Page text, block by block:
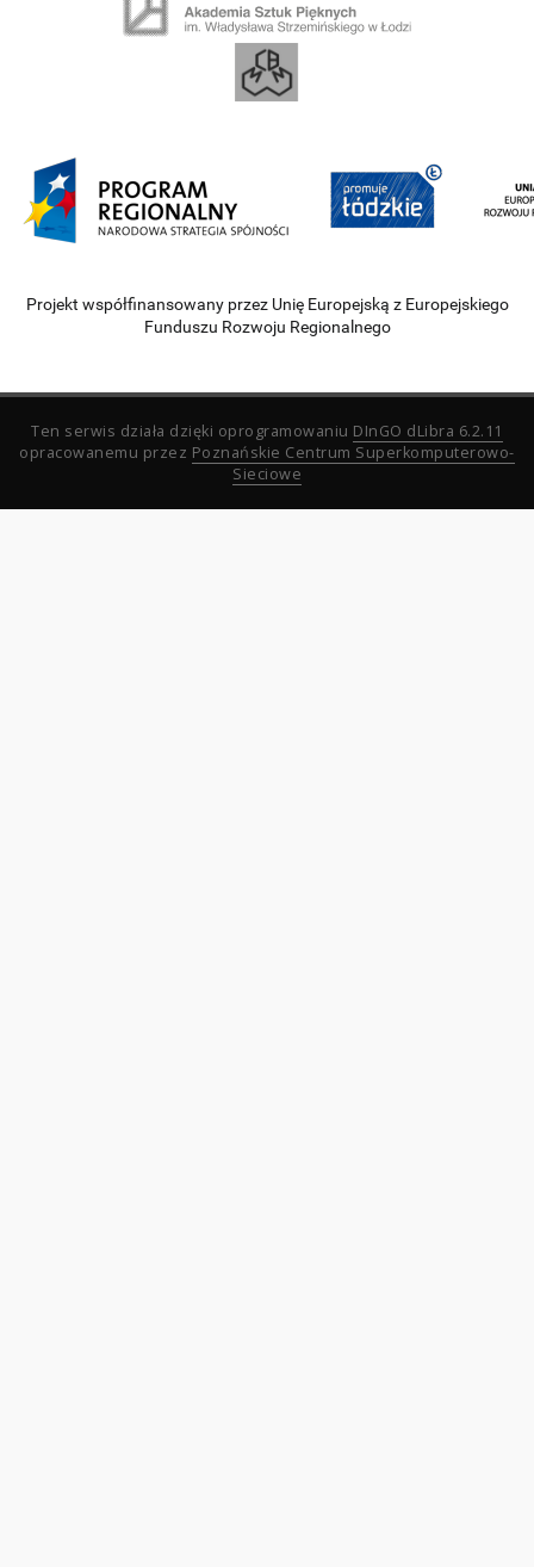
Projekt współfinansowany przez Unię Europejską z Europejskiego
Funduszu Rozwoju Regionalnego
Ten serwis działa dzięki oprogramowaniu DInGO dLibra 6.2.11
opracowanemu przez Poznańskie Centrum Superkomputerowo-
Sieciowe